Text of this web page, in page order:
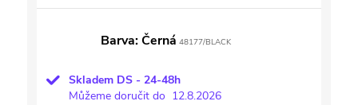
Barva: Černá 48177/BLACK
Skladem DS - 24-48h
Můžeme doručit do 12.8.2026